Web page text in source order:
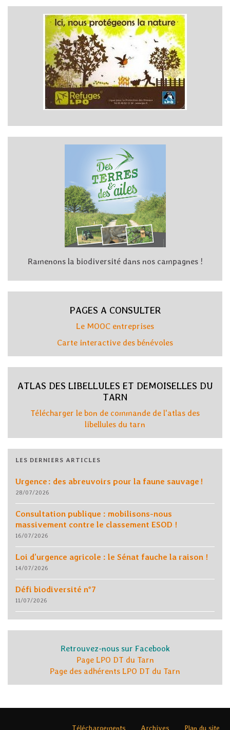
Ramenons la biodiversité dans nos campagnes !
PAGES A CONSULTER
Le MOOC entreprises
Carte interactive des bénévoles
ATLAS DES LIBELLULES ET DEMOISELLES DU
TARN
Télécharger le bon de commande de l'atlas des
libellules du tarn
LES DERNIERS ARTICLES
Urgence : des abreuvoirs pour la faune sauvage !
28/07/2026
Consultation publique : mobilisons-nous
massivement contre le classement ESOD !
16/07/2026
Loi d’urgence agricole : le Sénat fauche la raison !
14/07/2026
Défi biodiversité n°7
11/07/2026
Retrouvez-nous sur Facebook
Page LPO DT du Tarn
Page des adhérents LPO DT du Tarn
Téléchargements Archives Plan du site